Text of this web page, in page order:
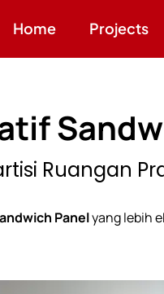
Home Projects
Ruangan
Panelyang lebih